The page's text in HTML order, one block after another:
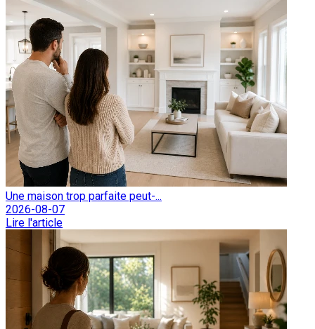
Une maison trop parfaite peut-...
2026-08-07
Lire l'article